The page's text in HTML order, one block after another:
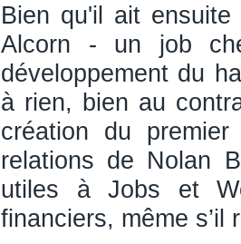
Bien qu'il ait
Alcorn - un job
développement du
à rien, bien au
création du
relations de Nolan
utiles à Jobs et
financiers, même s’il